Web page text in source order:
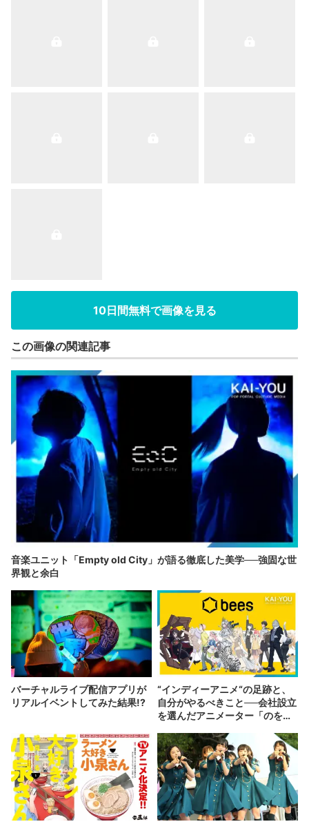
10日間無料で画像を見る
この画像の関連記事
音楽ユニット「Empty old City」が語る徹底した美学──強固な世
界観と余白
バーチャルライブ配信アプリが
リアルイベントしてみた結果!?
“インディーアニメ“の足跡と、
自分がやるべきこと──会社設立
を選んだアニメーター「のを